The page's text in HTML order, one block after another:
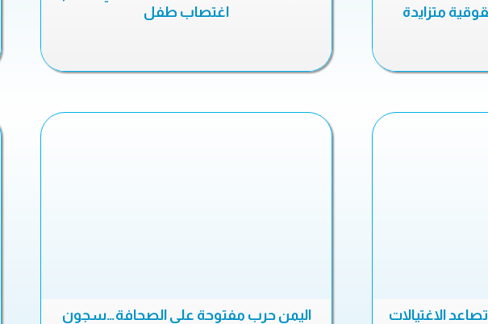
متزايدة
اغتصاب طفل
الاغتيالات
اليمن حرب مفتوحة على الصحافة…سجون